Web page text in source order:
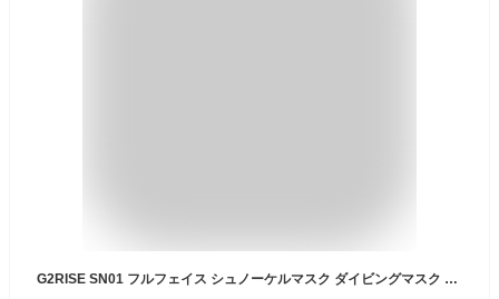
G2RISE SN01 フルフェイス シュノーケルマスク ダイビングマスク シュノーケリングマスク 曇り止め 折りたたみ式デザイン 男女兼用 大人 子供用 初心 (XS, 白青)